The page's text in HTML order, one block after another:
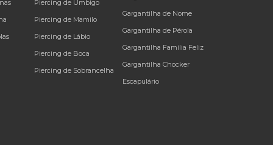
Piercing de Umbigo
Piercing de Mamilo
Piercing de Lábio
Piercing de Boca
Piercing de Sobrancelha
Gargantilha de Nome
Gargantilha de Pérola
Gargantilha Família Feliz
Gargantilha Chocker
Escapulário